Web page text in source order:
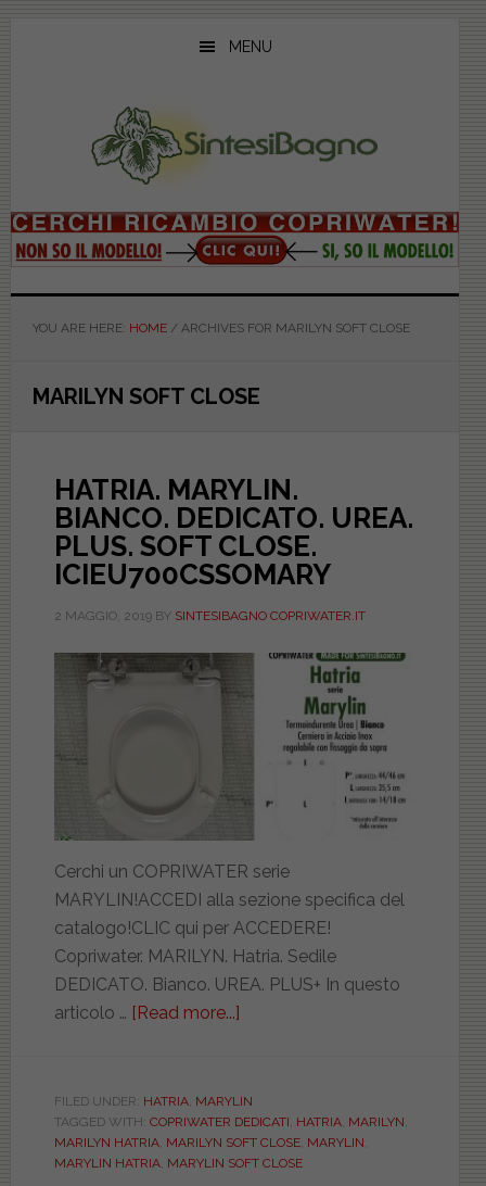
MENU
YOU ARE HERE: HOME /ARCHIVES FOR MARILYN SOFT CLOSE
MARILYN SOFT CLOSE
HATRIA. MARYLIN.
BIANCO. DEDICATO. UREA.
PLUS. SOFT CLOSE.
ICIEU700CSSOMARY
2 MAGGIO, 2019BY SINTESIBAGNO COPRIWATER.IT
Cerchi un COPRIWATER serie
MARYLIN!ACCEDI alla sezione specifica del
catalogo!CLIC qui per ACCEDERE!
Copriwater. MARILYN. Hatria. Sedile
DEDICATO. Bianco. UREA. PLUS+ In questo
articolo … [Read more...]
BIANCO.
DEDICATO.
UREA.
FILED UNDER: HATRIA, MARYLIN
TAGGED WITH: COPRIWATER DEDICATI HATRIA, MARILYN
MARILYN HATRIA, MARILYN SOFT CLOSE, MARYLIN
MARYLIN HATRIA, MARYLIN SOFT CLOSE